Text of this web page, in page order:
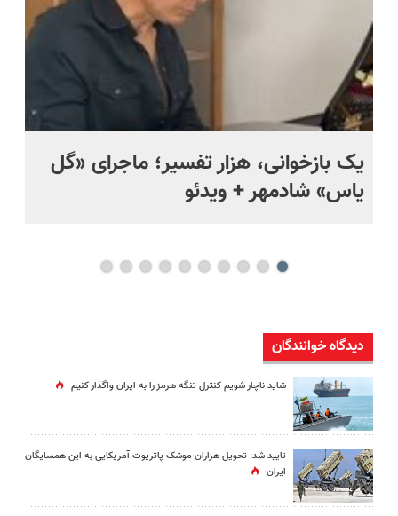
یک بازخوانی، هزار تفسیر؛ ماجرای «گل
یاس» شادمهر + ویدئو
دیدگاه خوانندگان
شاید ناچار شویم کنترل تنگه هرمز را به ایران واگذار کنیم
تایید شد: تحویل هزاران موشک پاتریوت آمریکایی به این همسایگان
ایران